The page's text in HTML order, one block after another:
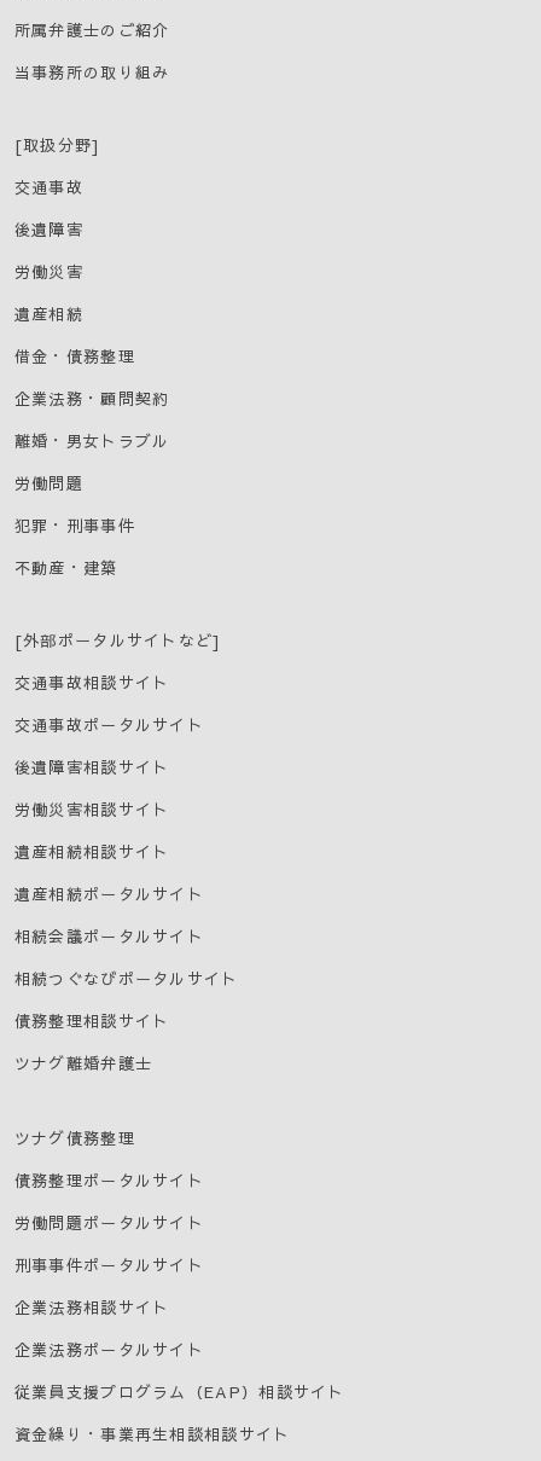
所属弁護士のご紹介
当事務所の取り組み
[取扱分野]
交通事故
後遺障害
労働災害
遺産相続
借金・債務整理
企業法務・顧問契約
離婚・男女トラブル
労働問題
犯罪・刑事事件
不動産・建築
[外部ポータルサイトなど]
交通事故相談サイト
交通事故ポータルサイト
後遺障害相談サイト
労働災害相談サイト
遺産相続相談サイト
遺産相続ポータルサイト
相続会議ポータルサイト
相続つぐなびポータルサイト
債務整理相談サイト
ツナグ離婚弁護士
ツナグ債務整理
債務整理ポータルサイト
労働問題ポータルサイト
刑事事件ポータルサイト
企業法務相談サイト
企業法務ポータルサイト
従業員支援プログラム（EAP）相談サイト
資金繰り・事業再生相談相談サイト